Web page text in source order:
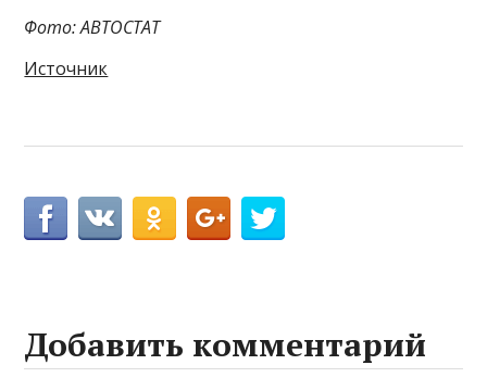
Фото: АВТОСТАТ
Источник
Добавить комментарий